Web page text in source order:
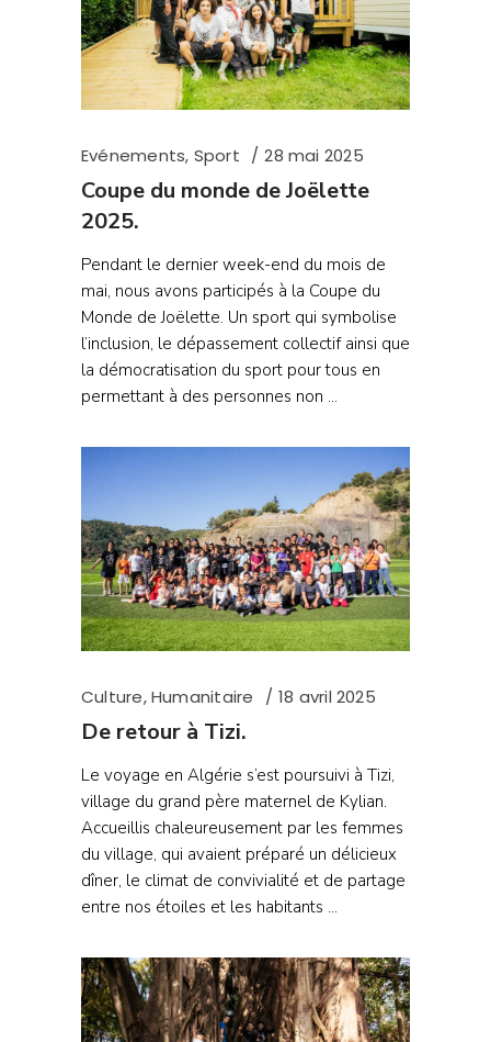
Evénements, Sport 28 mai 2025
Coupe du monde de Joëlette
2025.
Pendant le dernier week-end du mois de
mai, nous avons participés à la Coupe du
Monde de Joëlette. Un sport qui symbolise
l’inclusion, le dépassement collectif ainsi que
la démocratisation du sport pour tous en
permettant à des personnes non
Culture,Humanitaire 18 avril 2025
De retour à Tizi.
Le voyage en Algérie s’est poursuivi à Tizi,
village du grand père maternel de Kylian.
Accueillis chaleureusement par les femmes
du village, qui avaient préparé un délicieux
dîner, le climat de convivialité et de partage
entre nos étoiles et les habitants